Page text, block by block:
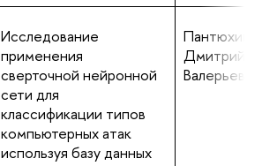
Исследование
применения
сверточной нейронной
сети для
классификации типов
компьютерных атак
используя базу данных
Пантюхин
Дмитрий
Валерьевич